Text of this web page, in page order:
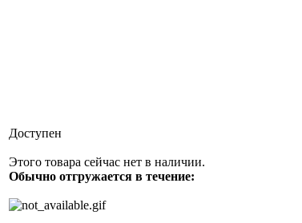
Доступен
Этого товара сейчас нет в наличии.
Обычно отгружается в течение: